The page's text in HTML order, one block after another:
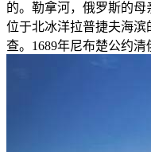
的。勒拿河，俄罗斯的
位于北冰洋拉普捷夫海滨
查。1689年尼布楚公约